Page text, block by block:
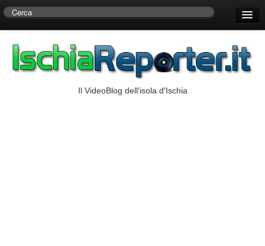
Centro di Ricerche Storiche D’Ambra
Il VideoBlog dell'isola d'Ischia